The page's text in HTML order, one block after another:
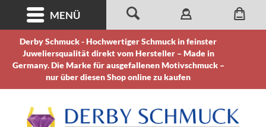
Derby Schmuck - Hochwertiger Schmuck in feinster
Juweliersqualität direkt vom Hersteller – Made in
Germany. Die Marke für ausgefallenen Motivschmuck –
nur über diesen Shop online zu kaufen
MENÜ